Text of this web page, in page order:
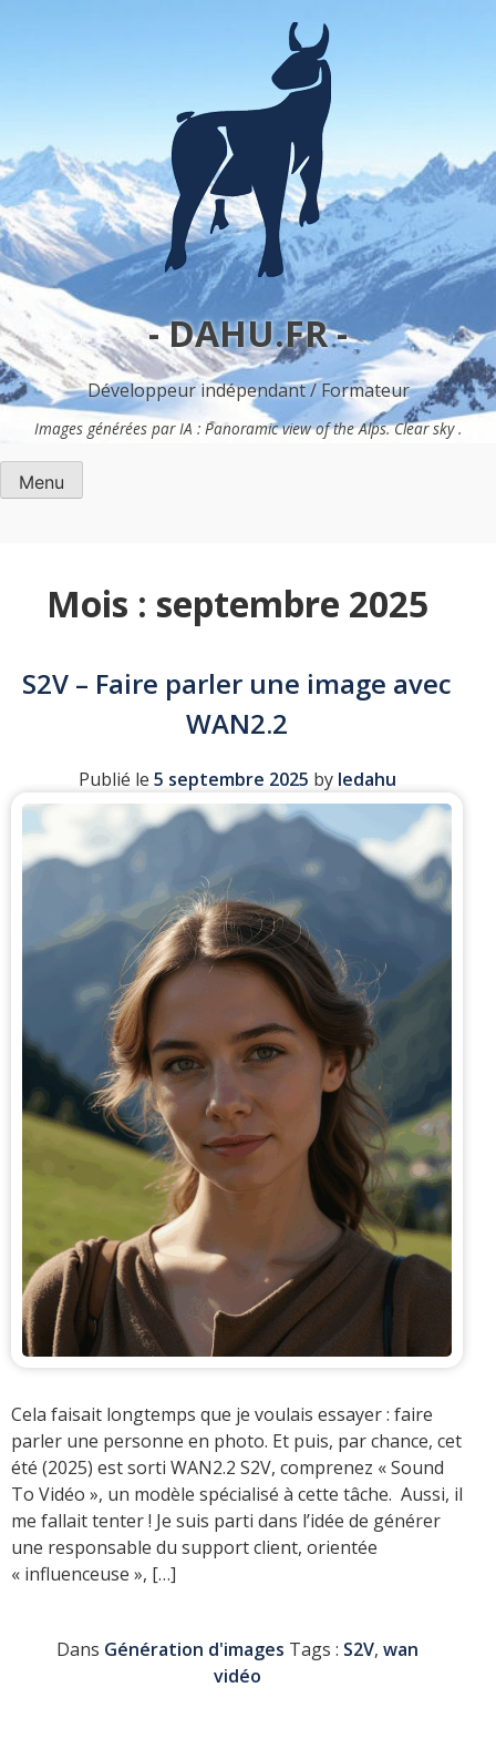
- DAHU.FR -
Développeur indépendant / Formateur
Images générées par IA : Panoramic view of the Alps. Clear sky .
Menu
Mois : septembre 2025
S2V – Faire parler une image avec
WAN2.2
Publié le 5 septembre 2025 by ledahu
Cela faisait longtemps que je voulais essayer : faire
parler une personne en photo. Et puis, par chance, cet
été (2025) est sorti WAN2.2 S2V, comprenez « Sound
To Vidéo », un modèle spécialisé à cette tâche. Aussi, il
me fallait tenter ! Je suis parti dans l’idée de générer
une responsable du support client, orientée
« influenceuse », […]
Dans Génération d'images Tags : S2V, wan
vidéo